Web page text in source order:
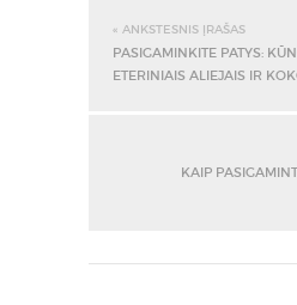
« ANKSTESNIS ĮRAŠAS
PASIGAMINKITE PATYS:
ETERINIAIS ALIEJAIS IR
KAIP